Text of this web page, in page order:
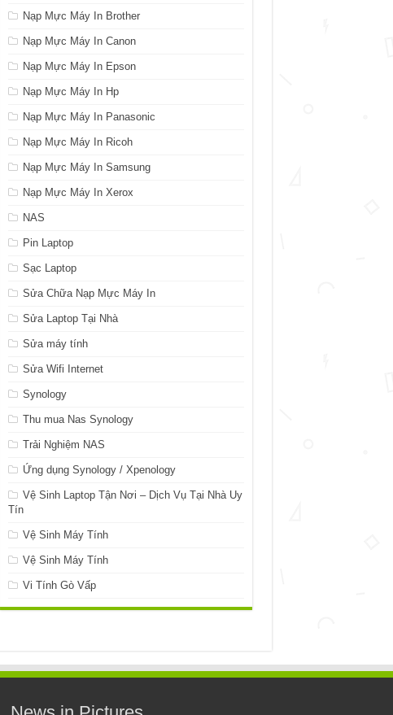
Nạp Mực Máy In Brother
Nạp Mực Máy In Canon
Nạp Mực Máy In Epson
Nạp Mực Máy In Hp
Nạp Mực Máy In Panasonic
Nạp Mực Máy In Ricoh
Nạp Mực Máy In Samsung
Nạp Mực Máy In Xerox
NAS
Pin Laptop
Sạc Laptop
Sửa Chữa Nạp Mực Máy In
Sửa Laptop Tại Nhà
Sửa máy tính
Sửa Wifi Internet
Synology
Thu mua Nas Synology
Trải Nghiệm NAS
Ứng dụng Synology / Xpenology
Vệ Sinh Laptop Tận Nơi – Dịch Vụ Tại Nhà Uy
Tín
Vệ Sinh Máy Tính
Vệ Sinh Máy Tính
Vi Tính Gò Vấp